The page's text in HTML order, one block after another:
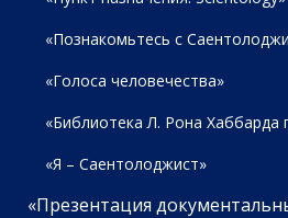
«Познакомьтесь с
«Голоса человечества»
«Библиотека Л. Рона Хаббарда
«Я – Саентолоджист»
«Презентация